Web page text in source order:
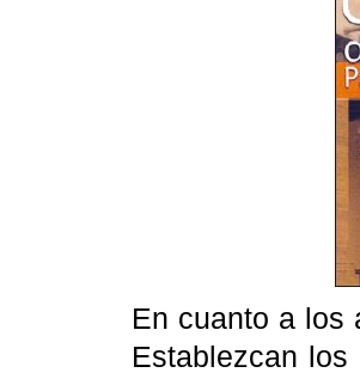
En cuanto a los
Establezcan